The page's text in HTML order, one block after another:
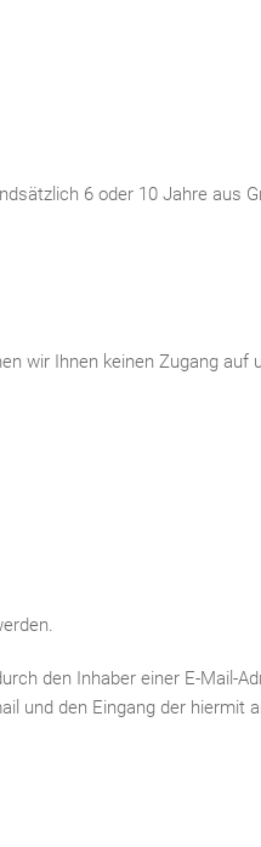
6 oder 10 Jahre aus
wir Ihnen keinen Zugang auf
den Inhaber einer E-Mail-
und den Eingang der hiermit